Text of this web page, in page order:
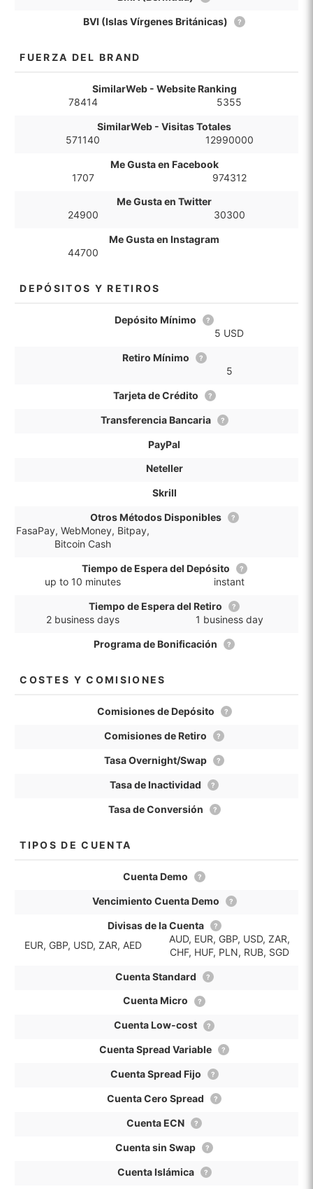
BVI (Islas Vírgenes Británicas) ?
FUERZA DEL BRAND
SimilarWeb - Website Ranking
78414
5355
SimilarWeb - Visitas Totales
571140
12990000
Me Gusta en Facebook
1707
974312
Me Gusta en Twitter
24900
30300
Me Gusta en Instagram
44700
DEPÓSITOS Y RETIROS
Depósito Mínimo ?
5 USD
Retiro Mínimo ?
5
Tarjeta de Crédito ?
Transferencia Bancaria ?
PayPal
Neteller
Skrill
Otros Métodos Disponibles ?
FasaPay, WebMoney, Bitpay,
Bitcoin Cash
Tiempo de Espera del Depósito ?
up to 10 minutes instant
Tiempo de Espera del Retiro ?
2 business days 1 business day
Programa de Bonificación ?
COSTES Y COMISIONES
Comisiones de Depósito ?
Comisiones de Retiro ?
Tasa Overnight/Swap ?
Tasa de Inactividad ?
Tasa de Conversión ?
TIPOS DE CUENTA
Cuenta Demo ?
Vencimiento Cuenta Demo ?
Divisas de la Cuenta ?
EUR, GBP, USD, ZAR, AED
AUD, EUR, GBP, USD, ZAR,
CHF, HUF, PLN, RUB, SGD
Cuenta Standard ?
Cuenta Micro ?
Cuenta Low-cost ?
Cuenta Spread Variable ?
Cuenta Spread Fijo ?
Cuenta Cero Spread ?
Cuenta ECN ?
Cuenta sin Swap ?
Cuenta Islámica ?